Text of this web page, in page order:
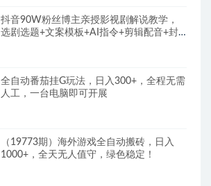
抖音90W粉丝博主亲授影视剧解说教学，
选剧选题+文案模板+AI指令+剪辑配音+封
全自动番茄挂G玩法，日入300+，全程无需
人工，一台电脑即可开展
（19773期）海外游戏全自动搬砖，日入
1000+，全天无人值守，绿色稳定！